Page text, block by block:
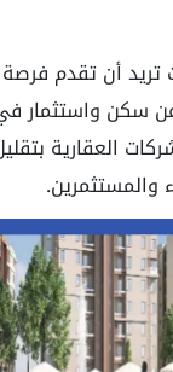
أن تقدم فرصة
سكن واستثمار
العقارية
والمستثمرين.